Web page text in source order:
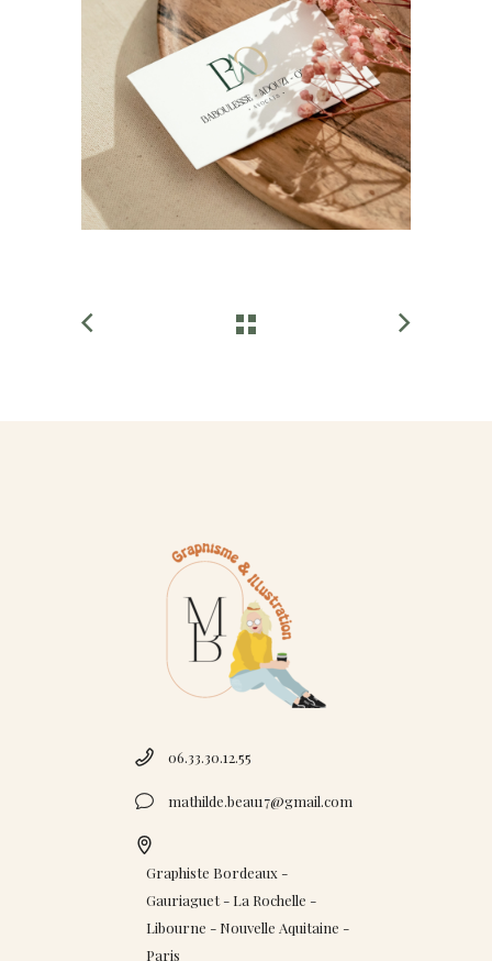
06.33.30.12.55
mathilde.beau17@gmail.com
Graphiste Bordeaux -
Gauriaguet - La Rochelle -
Libourne - Nouvelle Aquitaine -
Paris